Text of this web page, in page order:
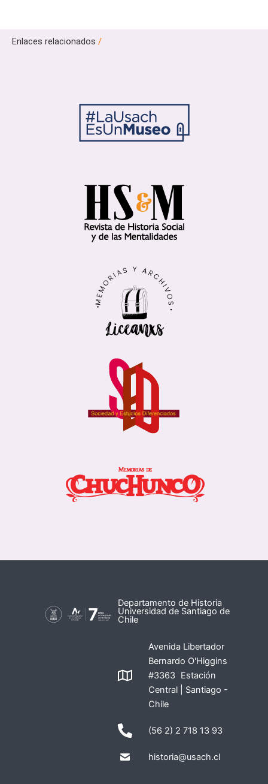
Enlaces relacionados /
Departamento de Historia
Universidad de Santiago de
Chile
Avenida Libertador
Bernardo O'Higgins
#3363 Estación
Central | Santiago -
Chile
(56 2) 2 718 13 93
historia@usach.cl